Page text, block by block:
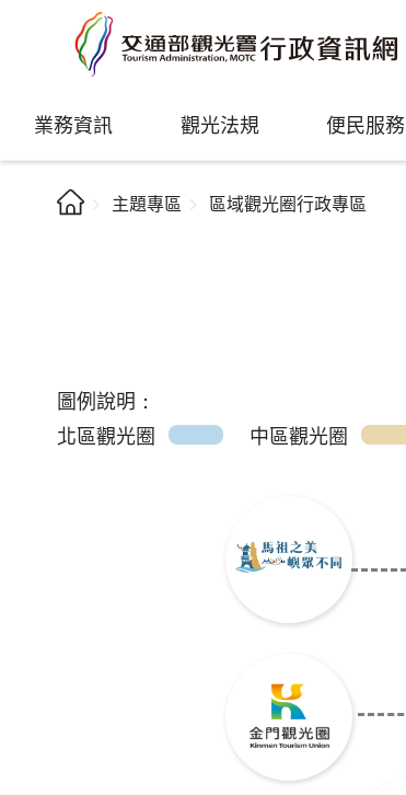
業務資訊 觀光法規 便民服務
主題專區 區域觀光圈行政專區
圖例說明：
北區觀光圈
中區觀光圈